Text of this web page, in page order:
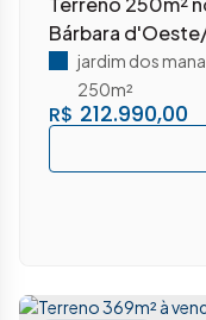
Bárbara
R$ 212.990,00
jardim dos
250m²